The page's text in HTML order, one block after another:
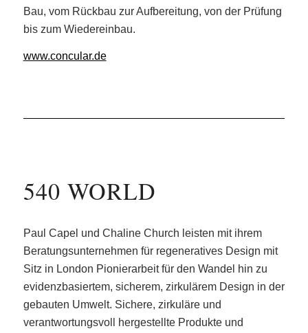
Bau, vom Rückbau zur Aufbereitung, von der Prüfung
bis zum Wiedereinbau.
www.concular.de
540 WORLD
Paul Capel und Chaline Church leisten mit ihrem
Beratungsunternehmen für regeneratives Design mit
Sitz in London Pionierarbeit für den Wandel hin zu
evidenzbasiertem, sicherem, zirkulärem Design in der
gebauten Umwelt. Sichere, zirkuläre und
verantwortungsvoll hergestellte Produkte und